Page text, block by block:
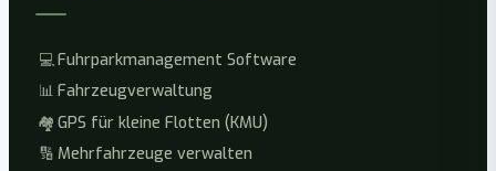
💻Fuhrparkmanagement Software
📊 Fahrzeugverwaltung
🏘️ GPS für kleine Flotten (KMU)
🔢 Mehrfahrzeuge verwalten